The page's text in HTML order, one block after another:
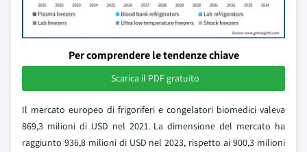
Per comprendere le tendenze chiave
Scarica il PDF gratuito
Il mercato europeo di frigoriferi e congelatori biomedici valeva
869,3 milioni di USD nel 2021. La dimensione del mercato ha
raggiunto 936,8 milioni di USD nel 2023, rispetto ai 900,3 milioni